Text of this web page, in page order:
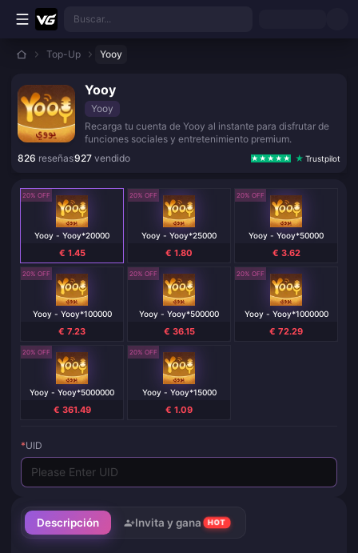
Saltar al contenido principal
Buscar...
Top-Up Yooy
Yooy
Yooy
Recarga tu cuenta de Yooy al instante para disfrutar de
funciones sociales y entretenimiento premium.
826 reseñas927 vendido Trustpilot
Descripción Invita y gana HOT
20% OFF
Yooy - Yooy*20000
€ 1.45
20% OFF
Yooy - Yooy*25000
€ 1.80
20% OFF
Yooy - Yooy*50000
€ 3.62
20% OFF
Yooy - Yooy*100000
€ 7.23
20% OFF
Yooy - Yooy*500000
€ 36.15
20% OFF
Yooy - Yooy*1000000
€ 72.29
20% OFF
Yooy - Yooy*5000000
€ 361.49
20% OFF
Yooy - Yooy*15000
€ 1.09
*UID